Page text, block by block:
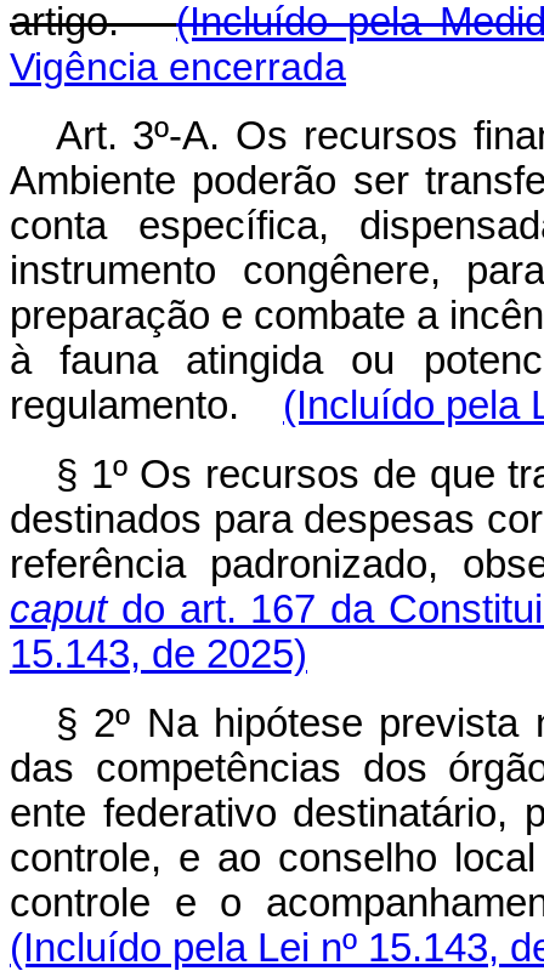
artigo.
(Incluído pela
Vigência encerrada
Art. 3º-A. Os recursos
Ambiente poderão ser
conta específica,
instrumento congênere,
preparação e combate a
à fauna atingida ou
regulamento.
(Incluído pela
§ 1º Os recursos de que
destinados para despesas
referência padronizado,
caputdo art. 167 da
15.143, de 2025)
§ 2º Na hipótese prevista
das competências dos
ente federativo destinatário,
controle, e ao conselho
controle e o
(Incluído pela Lei nº 15.143,